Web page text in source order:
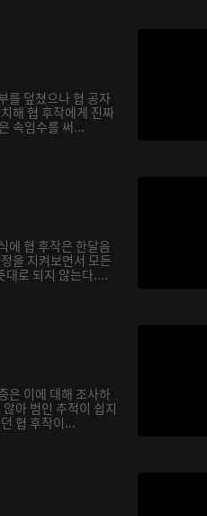
를 덮쳤으나 협 공자
해 협 후작에게 진짜
속임수를 써...
에 협 후작은 한달음
을 지켜보면서 모든
대로 되지 않는다....
은 이에 대해 조사하
아 범인 추적이 쉽지
협 후작이...